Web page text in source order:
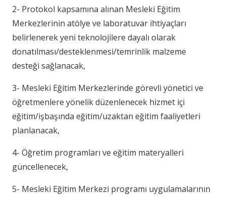
2- Protokol kapsamına alınan Mesleki Eğitim
Merkezlerinin atölye ve laboratuvar ihtiyaçları
belirlenerek yeni teknolojilere dayalı olarak
donatılması/desteklenmesi/temrinlik malzeme
desteği sağlanacak,
3- Mesleki Eğitim Merkezlerinde görevli yönetici ve
öğretmenlere yönelik düzenlenecek hizmet içi
eğitim/işbaşında eğitim/uzaktan eğitim faaliyetleri
planlanacak,
4- Öğretim programları ve eğitim materyalleri
güncellenecek,
5- Mesleki Eğitim Merkezi programı uygulamalarının